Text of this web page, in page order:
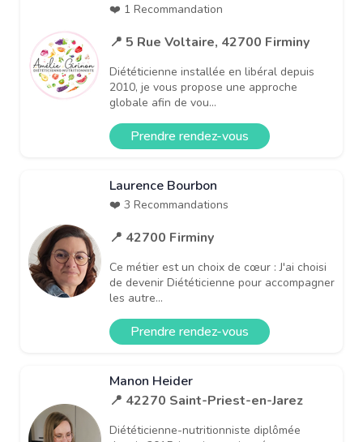
❤️ 1 Recommandation
📍 5 Rue Voltaire, 42700 Firminy
Diététicienne installée en libéral depuis
2010, je vous propose une approche
globale afin de vou...
Prendre rendez-vous
Laurence Bourbon
❤️ 3 Recommandations
📍 42700 Firminy
Ce métier est un choix de cœur : J'ai choisi
de devenir Diététicienne pour accompagner
les autre...
Prendre rendez-vous
Manon Heider
📍 42270 Saint-Priest-en-Jarez
Diététicienne-nutritionniste diplômée